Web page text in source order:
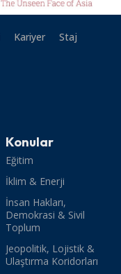
Kariyer
Staj
Konular
Eğitim
İklim & Enerji
İnsan Hakları,
Demokrasi & Sivil
Toplum
Jeopolitik, Lojistik &
Ulaştırma Koridorları